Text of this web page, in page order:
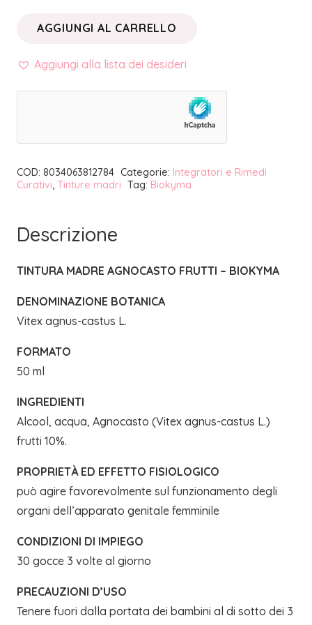
MADRE
FRUTTI
AGGIUNGI AL CARRELLO
Aggiungi alla lista dei desideri
COD: 8034063812784 Categorie: Integratori e Rimedi
Curativi, Tinture madri Tag: Biokyma
Descrizione
TINTURA MADRE AGNOCASTO FRUTTI – BIOKYMA
DENOMINAZIONE BOTANICA
Vitex agnus-castus L.
FORMATO
50 ml
INGREDIENTI
Alcool, acqua, Agnocasto (Vitex agnus-castus L.)
frutti 10%.
PROPRIETÀ ED EFFETTO FISIOLOGICO
può agire favorevolmente sul funzionamento degli
organi dell’apparato genitale femminile
CONDIZIONI DI IMPIEGO
30 gocce 3 volte al giorno
PRECAUZIONI D’USO
Tenere fuori dalla portata dei bambini al di sotto dei 3